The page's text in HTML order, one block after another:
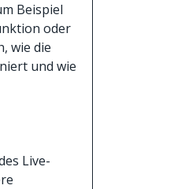
Beispiel
oder
wie die
und wie
Live-